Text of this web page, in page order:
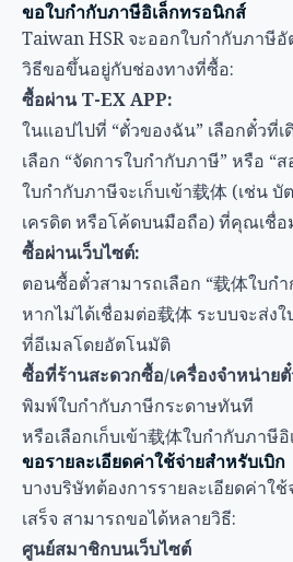
ขอใบกำกับภาษีอิเล็กทรอนิกส์
Taiwan HSR จะออกใบกำกับภาษี
วิธีขอขึ้นอยู่กับช่องทางที่ซื้อ:
ซื้อผ่าน T-EX APP:
ในแอปไปที่ “ตั๋วของฉัน” เลือกตั๋วที่เ
เลือก “จัดการใบกำกับภาษี” หรือ “
ใบกำกับภาษีจะเก็บเข้า载体 (เช่น บั
เครดิต หรือโค้ดบนมือถือ) ที่คุณเชื่
ซื้อผ่านเว็บไซต์:
ตอนซื้อตั๋วสามารถเลือก “载体ใบก
หากไม่ได้เชื่อมต่อ载体 ระบบจะส่ง
ที่อีเมลโดยอัตโนมัติ
ซื้อที่ร้านสะดวกซื้อ/เครื่องจำหน่าย
พิมพ์ใบกำกับภาษีกระดาษทันที
หรือเลือกเก็บเข้า载体ใบกำกับภาษี
ขอรายละเอียดค่าใช้จ่ายสำหรับเบิก
บางบริษัทต้องการรายละเอียดค่าใช้
เสร็จ สามารถขอได้หลายวิธี:
ศูนย์สมาชิกบนเว็บไซต์